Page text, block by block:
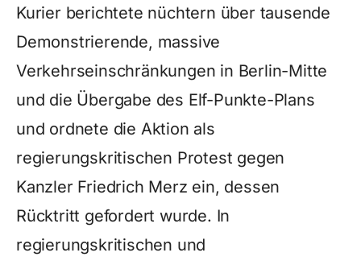
Kurier berichtete nüchtern über tausende
Demonstrierende, massive
Verkehrseinschränkungen in Berlin-Mitte
und die Übergabe des Elf-Punkte-Plans
und ordnete die Aktion als
regierungskritischen Protest gegen
Kanzler Friedrich Merz ein, dessen
Rücktritt gefordert wurde. In
regierungskritischen und